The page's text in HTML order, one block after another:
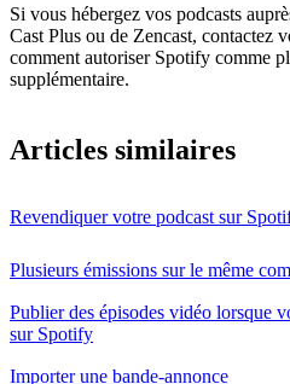
Si vous hébergez vos podcasts
Cast Plus ou de Zencast, contactez
comment autoriser Spotify comme
supplémentaire.
Articles similaires
Revendiquer votre podcast sur
Plusieurs émissions sur le même
Publier des épisodes vidéo lorsque
sur Spotify
Importer une bande-annonce